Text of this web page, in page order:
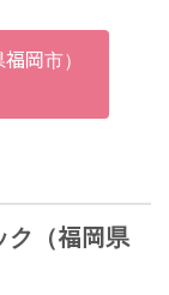
岡市）
ク（福岡県